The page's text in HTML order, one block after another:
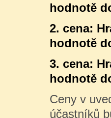
hodnotě
2. cena:
hodnotě
3. cena:
hodnotě
Ceny v
účastníků